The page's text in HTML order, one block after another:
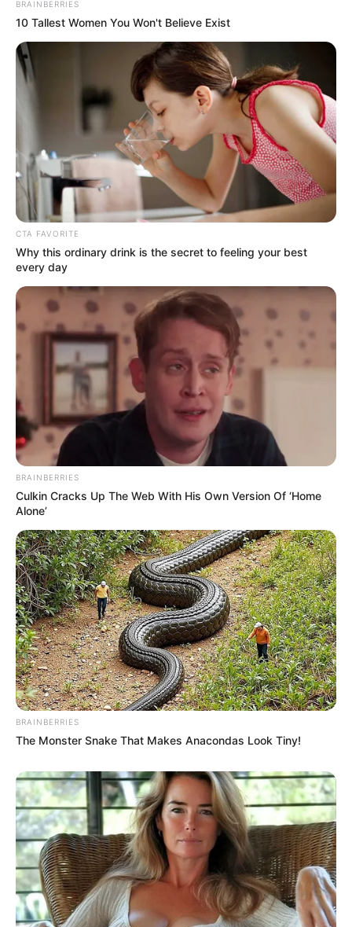
do DF após ataques
O governador afastado do DF, Ibaneis
Rocha.
— Foto/Reprodução / Pedro Ladeira
O governador afastado do Distrito Federal, Ibaneis Rocha (MDB),
pode responder por crimes relacionados às invasões à sede do
STF (Supremo Tribunal Federal) e aos edifícios do Congresso
Nacional e do Palácio do Planalto no último domingo (08). Ele pode
sofrer impeachment e até ser preso, na opinião de juristas ouvidos
pelo UOL.
"A prisão de Ibaneis pode ser decretada pelas apurações futuras.
Ele pode estar comprometido até a raiz do cabelo", explicou o
jurista Walter Maierovitch na edição da manhã do UOL News.
O que se viu no domingo passa de todos os limites da inércia
e da incompetência. Todos os indicativos apontam para uma
conivência e se isso ocorreu, Ibaneis não pode continuar atuando
como governador," comentou Walter Maierovitch.
BRAINBERRIES
10 Tallest Women You Won't Believe Exist
CTA FAVORITE
Why this ordinary drink is the secret to feeling your best
every day
BRAINBERRIES
Culkin Cracks Up The Web With His Own Version Of ‘Home
Alone’
BRAINBERRIES
The Monster Snake That Makes Anacondas Look Tiny!